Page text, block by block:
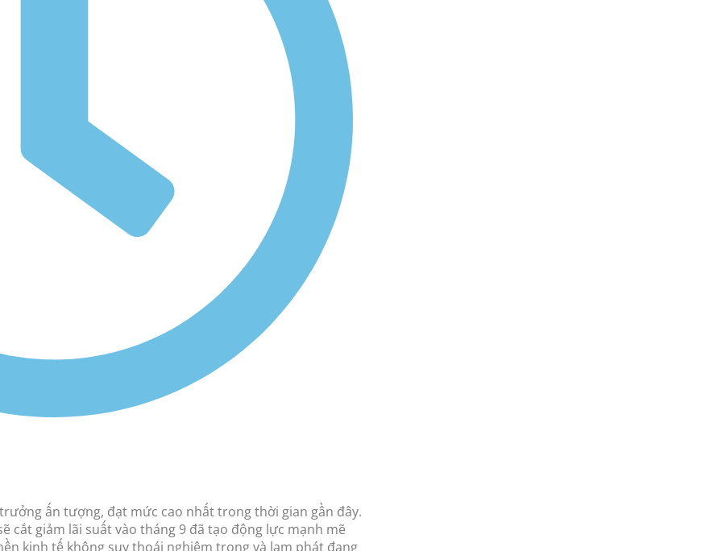
ấn tượng, đạt mức cao nhất trong thời gian gần đây.
cắt giảm lãi suất vào tháng 9 đã tạo động lực mạnh mẽ
kinh tế không suy thoái nghiêm trọng và lạm phát đang